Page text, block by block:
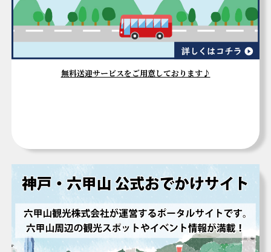
無料送迎サービスをご用意しております♪